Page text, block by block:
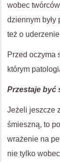
wobec
dziennym
też o
Przed oczyma
którym
Przestaje być
Jeżeli jeszcze
śmieszną, to
wrażenie na
nie tylko